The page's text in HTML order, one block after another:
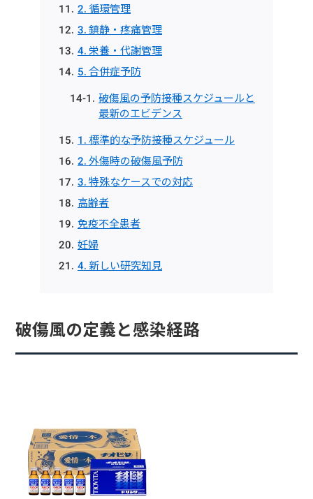
2. 循環管理
3. 鎮静・疼痛管理
4. 栄養・代謝管理
5. 合併症予防
破傷風の予防接種スケジュールと
最新のエビデンス
1. 標準的な予防接種スケジュール
2. 外傷時の破傷風予防
3. 特殊なケースでの対応
高齢者
免疫不全患者
妊婦
4. 新しい研究知見
破傷風の定義と感染経路